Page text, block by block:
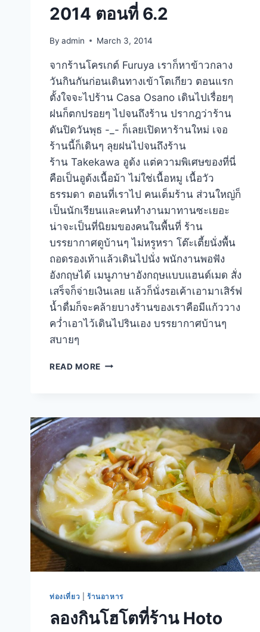
2014 ตอนที่ 6.2
By admin March 3, 2014
จากร้านโครเกต์ Furuya เราก็หาข้าวกลาง
วันกินกันก่อนเดินทางเข้าโตเกียว ตอนแรก
ตั้งใจจะไปร้าน Casa Osano เดินไปเรื่อยๆ
ฝนก็ตกปรอยๆ ไปจนถึงร้าน ปรากฎว่าร้าน
ดันปิดวันพุธ -_- ก็เลยเปิดหาร้านใหม่ เจอ
ร้านนี้ก็เดินๆ ลุยฝนไปจนถึงร้าน
ร้าน Takekawa อูด้ง แต่ความพิเศษของที่นี่
คือเป็นอูด้งเนื้อม้า ไม่ใช่เนื้อหมู เนื้อวัว
ธรรมดา ตอนที่เราไป คนเต็มร้าน ส่วนใหญ่ก็
เป็นนักเรียนและคนทำงานมาทานซะเยอะ
น่าจะเป็นที่นิยมของคนในพื้นที่ ร้าน
บรรยากาศดูบ้านๆ ไม่หรูหรา โต๊ะเตี้ยนั่งพื้น
ถอดรองเท้าแล้วเดินไปนั่ง พนักงานพอฟัง
อังกฤษได้ เมนูภาษาอังกฤษแบบแฮนด์เมด สั่ง
เสร็จก็จ่ายเงินเลย แล้วก็นั่งรอเค้าเอามาเสิร์ฟ
น้ำดื่มก็จะคล้ายบางร้านของเราคือมีแก้ววาง
คว่ำเอาไว้เดินไปรินเอง บรรยากาศบ้านๆ
สบายๆ
READ MORE อู
TAKEKAWA
KAWAGUCHIKO
JAPAN
2014
ตอน
ที่
6.2
ท่องเที่ยว ร้านอาหาร
ลองกินโฮโตที่ร้าน Hoto